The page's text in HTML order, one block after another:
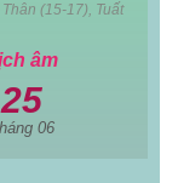
(15-17), Tuất
âm
25
06